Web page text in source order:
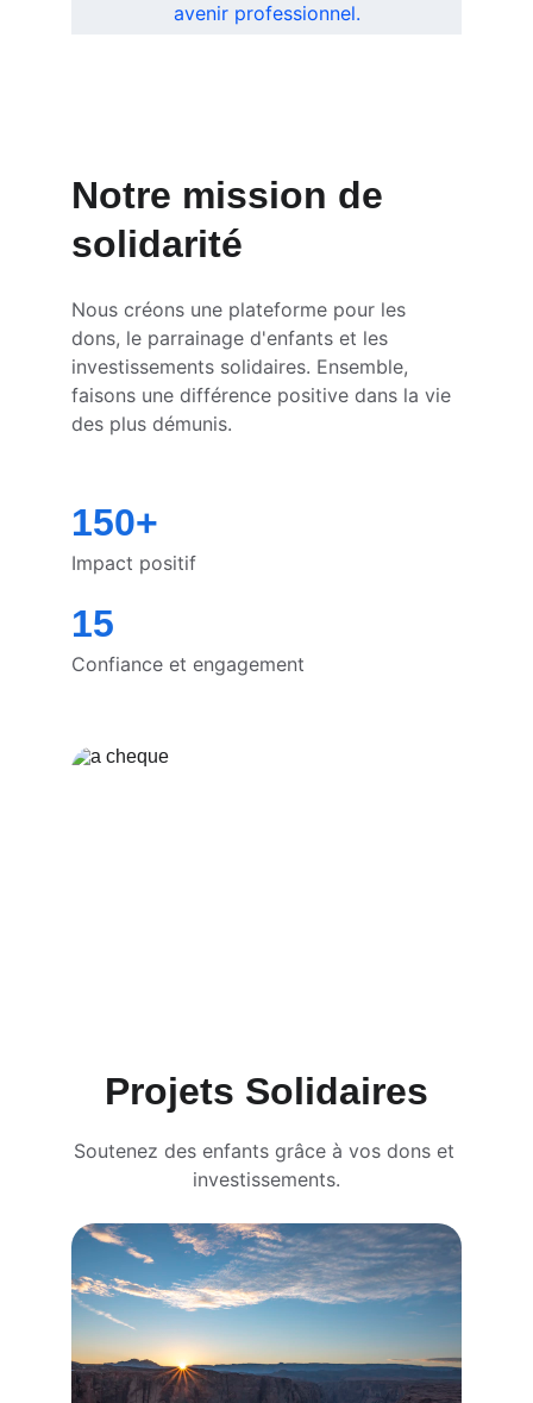
avenir professionnel.
Notre mission de
solidarité
Nous créons une plateforme pour les
dons, le parrainage d'enfants et les
investissements solidaires. Ensemble,
faisons une différence positive dans la vie
des plus démunis.
150+
15
Confiance et engagement
Impact positif
Projets Solidaires
Soutenez des enfants grâce à vos dons et
investissements.